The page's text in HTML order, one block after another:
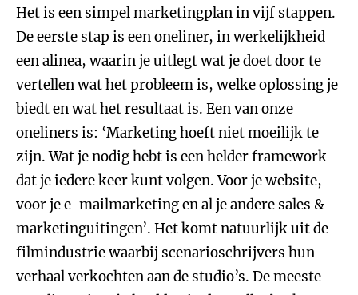
Het is een simpel marketingplan in vijf stappen.
De eerste stap is een oneliner, in werkelijkheid
een alinea, waarin je uitlegt wat je doet door te
vertellen wat het probleem is, welke oplossing je
biedt en wat het resultaat is. Een van onze
oneliners is: ‘Marketing hoeft niet moeilijk te
zijn. Wat je nodig hebt is een helder framework
dat je iedere keer kunt volgen. Voor je website,
voor je e-mailmarketing en al je andere sales &
marketinguitingen’. Het komt natuurlijk uit de
filmindustrie waarbij scenarioschrijvers hun
verhaal verkochten aan de studio’s. De meeste